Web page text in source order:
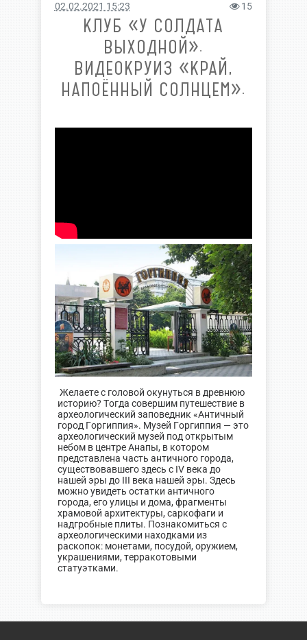
02.02.2021 15:23 15
КЛУБ «У СОЛДАТА
ВЫХОДНОЙ».
ВИДЕОКРУИЗ «КРАЙ,
НАПОЁННЫЙ СОЛНЦЕМ».
Желаете с головой окунуться в древнюю
историю? Тогда совершим путешествие в
археологический заповедник «Античный
город Горгиппия». Музей Горгиппия — это
археологический музей под открытым
небом в центре Анапы, в котором
представлена часть античного города,
существовавшего здесь с IV века до
нашей эры до III века нашей эры. Здесь
можно увидеть остатки античного
города, его улицы и дома, фрагменты
храмовой архитектуры, саркофаги и
надгробные плиты. Познакомиться с
археологическими находками из
раскопок: монетами, посудой, оружием,
украшениями, терракотовыми
статуэтками.